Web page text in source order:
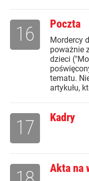
Poczta
Mordercy
poważnie
dzieci
tematu.
artykułu,
16
Kadry
17
Akta na